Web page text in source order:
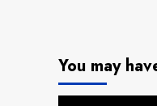
You may